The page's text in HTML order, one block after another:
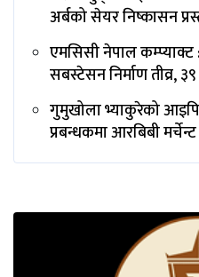
अर्बको सेयर निष्कासन
एमसिसी नेपाल
सबस्टेसन निर्माण तीव्र,
गुमुखोला भ्याकुरेको
प्रबन्धकमा आरबिबी